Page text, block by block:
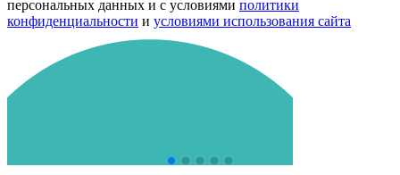
персональных данных и с условиями политики
конфиденциальности и условиями использования сайта